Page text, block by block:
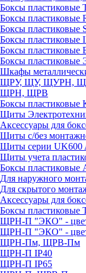
Боксы пластиковые
Боксы пластиковые
Боксы пластиковые
Боксы пластиковые
Боксы пластиковые
Боксы пластиковые
Шкафы
ЩРУ, ЩУ, ЩУРН,
ЩРН, ЩРВ
Боксы
Щиты
Аксессуары для
Щиты с/без
Щиты серии UK600
Щиты учета
Боксы пластиковые
Для наружного
Для скрытого
Аксессуары для
Боксы пластиковые
ЩРН-П "ЭКО" -
ЩРН-П "ЭКО" - цвет
ЩРН-Пм, ЩРВ-Пм
ЩРН-П IP40
ЩРН-П IP65